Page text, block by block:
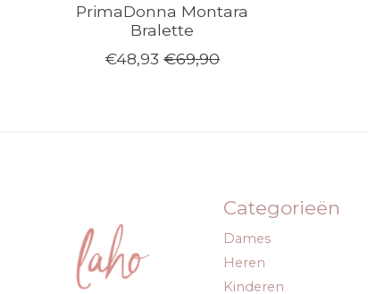
PrimaDonna Montara
Bralette
€48,93 €69,90
Categorieën
Dames
Heren
Kinderen